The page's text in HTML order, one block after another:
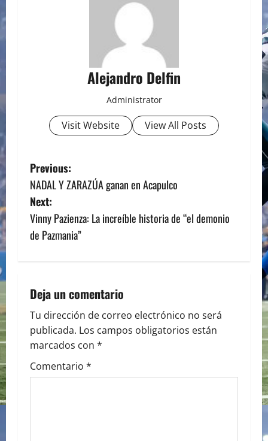
Alejandro Delfin
Administrator
Visit Website View All Posts
P
o
s
t
a
v
i
g
Previous:
NADAL Y ZARAZÚA ganan en Acapulco
Next:
Vinny Pazienza: La increíble historia de “el demonio
de Pazmania”
Deja un comentario
Tu dirección de correo electrónico no será
publicada. Los campos obligatorios están
marcados con *
Comentario *